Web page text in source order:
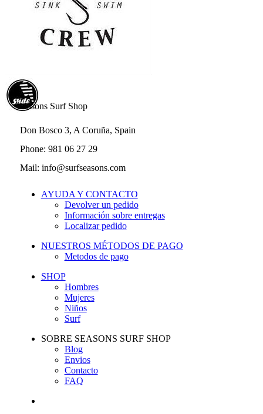
Seasons Surf Shop
Don Bosco 3, A Coruña, Spain
Phone: 981 06 27 29
Mail: info@surfseasons.com
AYUDA Y CONTACTO
Devolver un pedido
Información sobre entregas
Localizar pedido
NUESTROS MÉTODOS DE PAGO
Metodos de pago
SHOP
Hombres
Mujeres
Niños
Surf
SOBRE SEASONS SURF SHOP
Blog
Envios
Contacto
FAQ